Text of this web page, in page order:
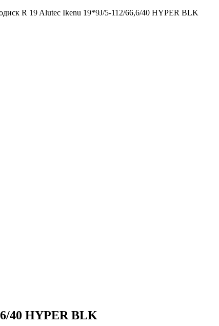
R 19 Alutec Ikenu 19*9J/5-112/66,6/40 HYPER BLK
40 HYPER BLK